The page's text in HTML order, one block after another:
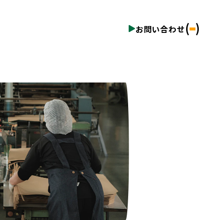
お問い合わせ( )